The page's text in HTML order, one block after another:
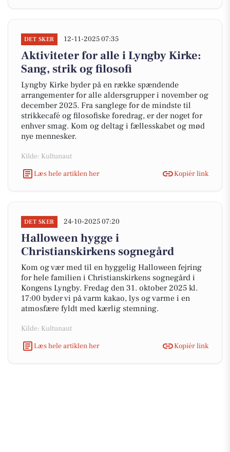
DET SKER 12-11-2025 07:35
Aktiviteter for alle i Lyngby Kirke:
Sang, strik og filosofi
Lyngby Kirke byder på en række spændende
arrangementer for alle aldersgrupper i november og
december 2025. Fra sanglege for de mindste til
strikkecafé og filosofiske foredrag, er der noget for
enhver smag. Kom og deltag i fællesskabet og mød
nye mennesker.
Kilde: Kultunaut
Læs hele artiklen her
Kopiér link
DET SKER 24-10-2025 07:20
Halloween hygge i
Christianskirkens sognegård
Kom og vær med til en hyggelig Halloween fejring
for hele familien i Christianskirkens sognegård i
Kongens Lyngby. Fredag den 31. oktober 2025 kl.
17:00 byder vi på varm kakao, lys og varme i en
atmosfære fyldt med kærlig stemning.
Kilde: Kultunaut
Læs hele artiklen her
Kopiér link